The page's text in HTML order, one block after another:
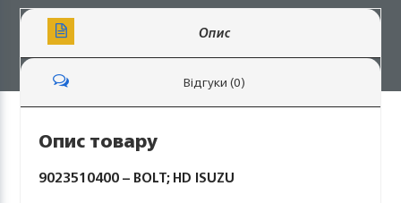
Опис
Відгуки (0)
Опис товару
9023510400 – BOLT; HD ISUZU